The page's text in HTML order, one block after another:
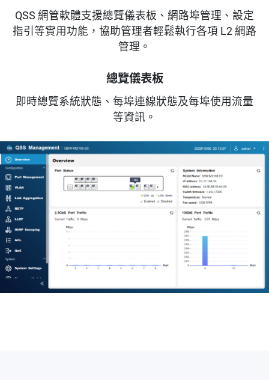
QSS 網管軟體支援總覽儀表板、網路埠管理、設定
指引等實用功能，協助管理者輕鬆執行各項 L2 網路
管理。
總覽儀表板
即時總覽系統狀態、每埠連線狀態及每埠使用流量
等資訊。